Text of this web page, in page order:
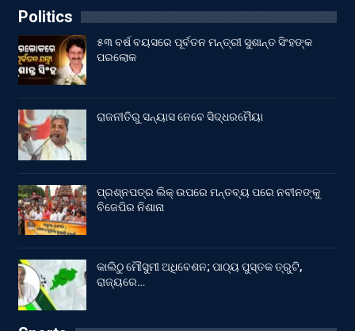
Politics
୫୩ ବର୍ଷ ବୟସରେ ପୂର୍ବତନ ମନ୍ତ୍ରୀ ସୁଶାନ୍ତ ସିଂହଙ୍କ
ପରଲୋକ
ରାଜନୀତିରୁ ସନ୍ୟାସ ନେବେ ସିଦ୍ଧରମୈୟା
ପ୍ରଶ୍ନପତ୍ର ଲିକ୍ ଉପରେ ମନ୍ତବ୍ୟ ପରେ ନବୀନଙ୍କୁ
ବିଜେପିର ନିଶାନା
କାଲିଠୁ ମୌସୁମୀ ଅଧିବେଶନ; ପାଠ୍ୟ ପୁସ୍ତକ ତ୍ରୁଟି,
ରାଜ୍ୟରେ…